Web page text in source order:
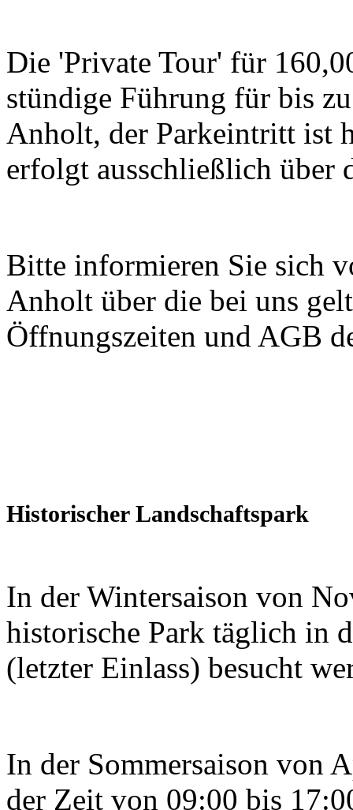
Die 'Private Tour' für
stündige Führung für bis
Anholt, der Parkeintritt ist
erfolgt ausschließlich über
Bitte informieren Sie sich
Anholt über die bei uns
Öffnungszeiten und AGB
Historischer Landschaftspark
In der Wintersaison von
historische Park täglich in
(letzter Einlass) besucht
In der Sommersaison von
der Zeit von 09:00 bis